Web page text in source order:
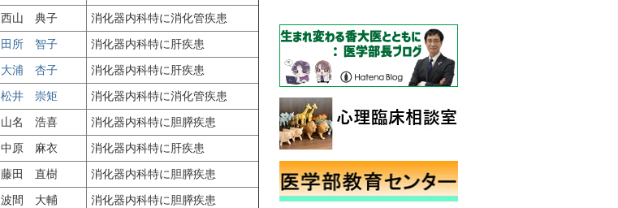
西山 典子
消化器内科特に消化管疾患
田所 智子
消化器内科特に肝疾患
大浦 杏子
消化器内科特に肝疾患
松井 崇矩
消化器内科特に消化管疾患
山名 浩喜
消化器内科特に胆膵疾患
中原 麻衣
消化器内科特に肝疾患
藤田 直樹
消化器内科特に胆膵疾患
波間 大輔
消化器内科特に胆膵疾患